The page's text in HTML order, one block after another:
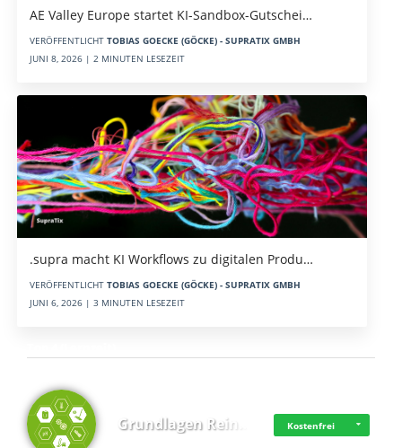
AE Valley Europe startet KI-Sandbox-Gutschei…
VERÖFFENTLICHT TOBIAS GOECKE (GÖCKE) - SUPRATIX GMBH
JUNI 8, 2026 | 2 MINUTEN LESEZEIT
.supra macht KI Workflows zu digitalen Produ…
VERÖFFENTLICHT TOBIAS GOECKE (GÖCKE) - SUPRATIX GMBH
JUNI 6, 2026 | 3 MINUTEN LESEZEIT
Grundlagen Rein… Kostenfrei